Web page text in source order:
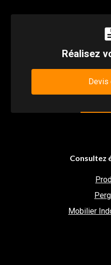
Réalisez
Devis
Consultez
Mobilier